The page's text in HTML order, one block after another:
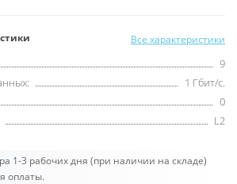
Все характеристики
9
1 Гбит/с.
0
L2
1-3 рабочих дня (при наличии на складе)
оплаты.